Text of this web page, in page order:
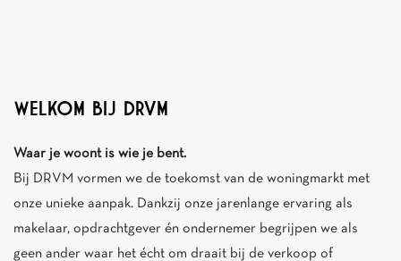
WELKOM BIJ DRVM
Waar je woont is wie je bent.
Bij DRVM vormen we de toekomst van de woningmarkt met
onze unieke aanpak. Dankzij onze jarenlange ervaring als
makelaar, opdrachtgever én ondernemer begrijpen we als
geen ander waar het écht om draait bij de verkoop of